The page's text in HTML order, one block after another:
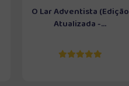
O Lar Adventista (Edição
Atualizada -...